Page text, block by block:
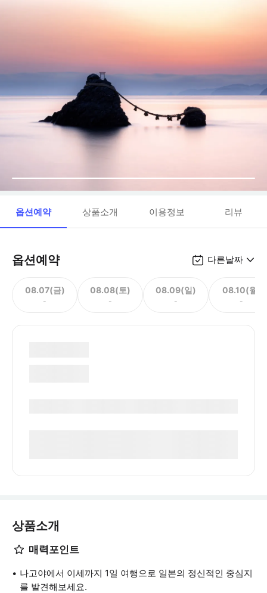
옵션예약 상품소개 이용정보 리뷰
옵션예약 다른날짜
08.07(금)
-
08.08(토)
-
08.09(일)
-
08.10(월)
-
상품소개
매력포인트
나고야에서 이세까지 1일 여행으로 일본의 정신적인 중심지
를 발견해보세요.